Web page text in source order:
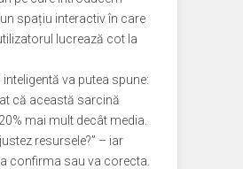
spațiu interactiv în care
lucrează cot la
va putea spune:
că această sarcină
mai mult decât media.
resursele?” – iar
confirma sau va corecta.